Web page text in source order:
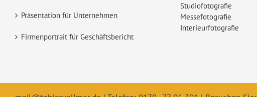
Präsentation für Unternehmen
Firmenportrait für Geschäftsbericht
Studiofotografie
Messefotografie
Interieurfotografie